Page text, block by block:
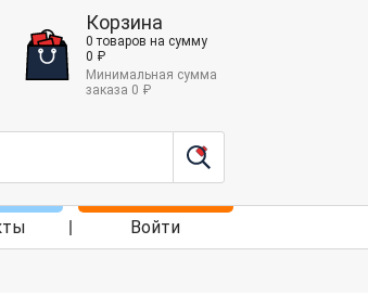
Корзина
0 товаров на сумму
0 ₽
Минимальная сумма
заказа 0 ₽
Войти